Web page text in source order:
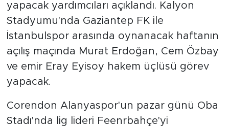
yapacak yardımcıları açıklandı. Kalyon
Stadyumu'nda Gaziantep FK ile
İstanbulspor arasında oynanacak haftanın
açılış maçında Murat Erdoğan, Cem Özbay
ve emir Eray Eyisoy hakem üçlüsü görev
yapacak.
Corendon Alanyaspor'un pazar günü Oba
Stadı'nda lig lideri Feenrbahçe'yi
Türkiye
Yaşam